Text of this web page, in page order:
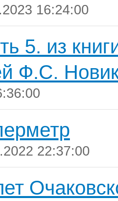
16:24:00
5. из
Ф.С.
22:37:00